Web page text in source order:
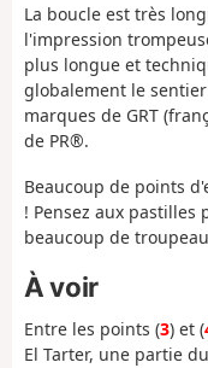
La boucle est très
l'impression
plus longue et
globalement le
marques de GRT
de PR®.
Beaucoup de points
! Pensez aux
beaucoup de
À voir
Entre les points (3) et (
El Tarter, une partie